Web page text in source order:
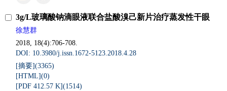
3g/L玻璃酸钠滴眼液联合盐酸溴己新片治疗蒸发性干眼
徐慧群
2018, 18(4):706-708.
DOI: 10.3980/j.issn.1672-5123.2018.4.28
[摘要](3365)
[HTML](0)
[PDF 412.57 K](1514)